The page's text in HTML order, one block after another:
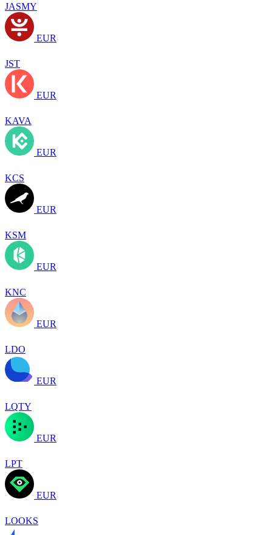
JASMY
EUR
JST
EUR
KAVA
EUR
KCS
EUR
KSM
EUR
KNC
EUR
LDO
EUR
LQTY
EUR
LPT
EUR
LOOKS